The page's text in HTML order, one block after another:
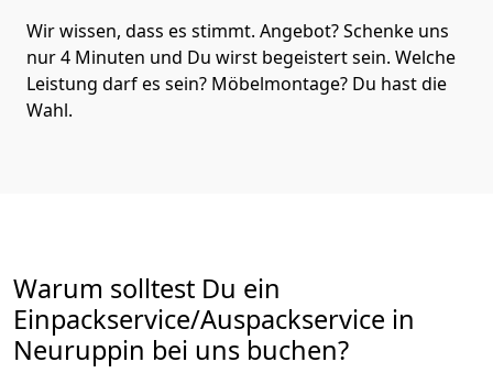
Wir wissen, dass es stimmt. Angebot? Schenke uns
nur 4 Minuten und Du wirst begeistert sein. Welche
Leistung darf es sein? Möbelmontage? Du hast die
Wahl.
Warum solltest Du ein
Einpackservice/Auspackservice in
Neuruppin bei uns buchen?